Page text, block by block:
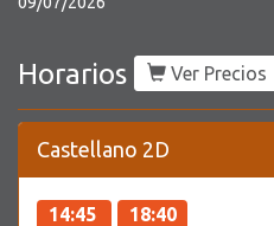
Horarios Ver Precios
Castellano 2D
14:45 18:40